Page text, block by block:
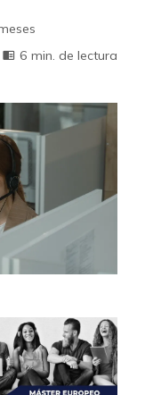
6 min. de lectura